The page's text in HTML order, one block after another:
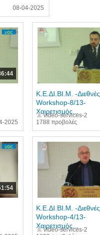
08-04-2025
2025
1788 προβολές
Κ.Ε.ΔΙ.ΒΙ.Μ. -Διεθνές
Workshop-8/13-
Χαιρετισμός...
video-services-2
Κ.Ε.ΔΙ.ΒΙ.Μ. -Διεθνές
Workshop-4/13-
Χαιρετισμός...
video-services-2